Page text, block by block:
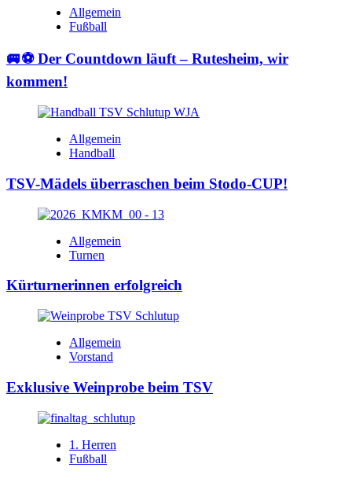
Allgemein
Fußball
🚐⚽ Der Countdown läuft – Rutesheim, wir
kommen!
Allgemein
Handball
TSV-Mädels überraschen beim Stodo-CUP!
Allgemein
Turnen
Kürturnerinnen erfolgreich
Allgemein
Vorstand
Exklusive Weinprobe beim TSV
1. Herren
Fußball